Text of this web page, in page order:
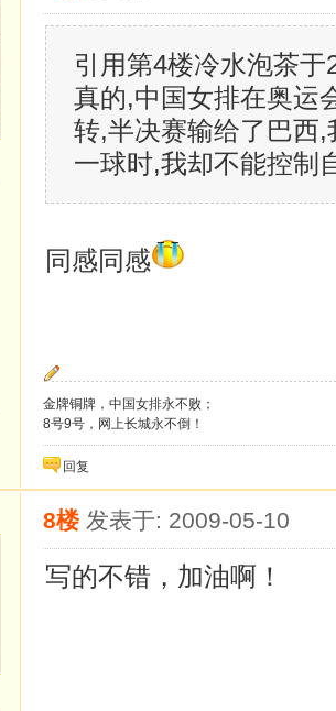
引用第4楼冷水泡茶
真的,中国女排在奥运
转,半决赛输给了巴西
一球时,我却不能控制
同感同感
金牌铜牌，中国女排永不败；
8号9号，网上长城永不倒！
回复
8楼 发表于: 2009-05-10
写的不错，加油啊！